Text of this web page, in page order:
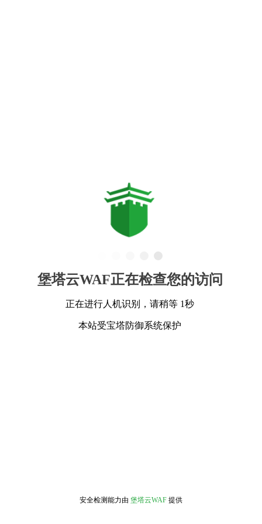
堡塔云WAF正在检查您的访问
正在进行人机识别，请稍等 1秒
本站受宝塔防御系统保护
安全检测能力由 堡塔云WAF 提供